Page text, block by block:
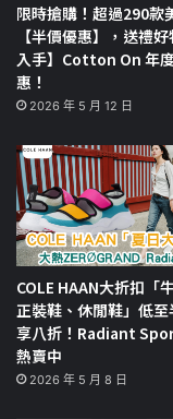
限時搶購！超過290款
【半價優惠】，送禮
入手】Cotton On 年
惠！
2026 年 5 月 12 日
COLE HAAN大折扣「
正裝鞋、休閒鞋」低至
享八折！Radiant
熱賣中
2026 年 5 月 8 日